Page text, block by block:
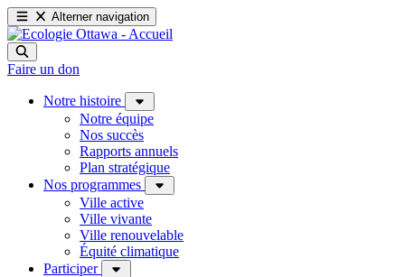
Alterner navigation
Faire un don
Notre histoire
Notre équipe
Nos succès
Rapports annuels
Plan stratégique
Nos programmes
Ville active
Ville vivante
Ville renouvelable
Équité climatique
Participer